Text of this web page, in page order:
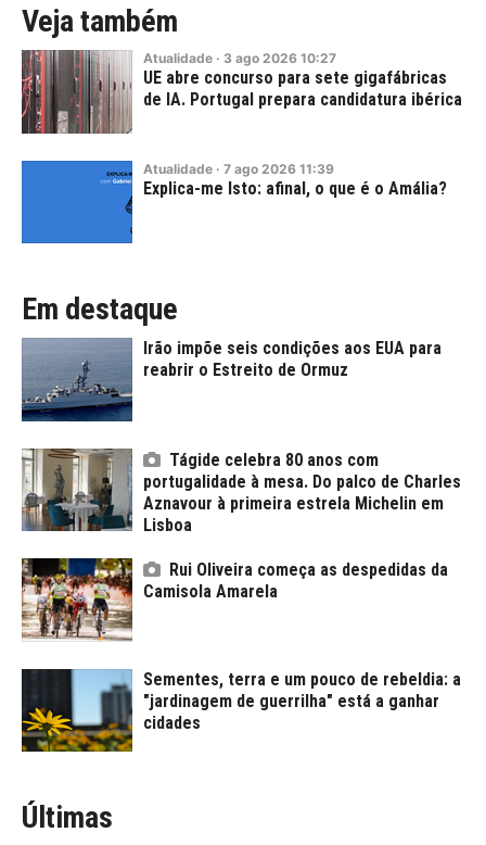
Veja também
Atualidade · 3 ago 2026 10:27
UE abre concurso para sete gigafábricas
de IA. Portugal prepara candidatura ibérica
Atualidade · 7 ago 2026 11:39
Explica-me Isto: afinal, o que é o Amália?
Em destaque
Irão impõe seis condições aos EUA para
reabrir o Estreito de Ormuz
Tágide celebra 80 anos com
portugalidade à mesa. Do palco de Charles
Aznavour à primeira estrela Michelin em
Lisboa
Rui Oliveira começa as despedidas da
Camisola Amarela
Sementes, terra e um pouco de rebeldia: a
"jardinagem de guerrilha" está a ganhar
cidades
Últimas